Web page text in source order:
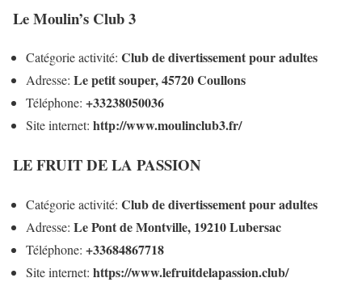
Le Moulin’s Club 3
Catégorie activité: Club de divertissement pour adultes
Adresse: Le petit souper, 45720 Coullons
Téléphone: +33238050036
Site internet: http://www.moulinclub3.fr/
LE FRUIT DE LA PASSION
Catégorie activité: Club de divertissement pour adultes
Adresse: Le Pont de Montville, 19210 Lubersac
Téléphone: +33684867718
Site internet: https://www.lefruitdelapassion.club/